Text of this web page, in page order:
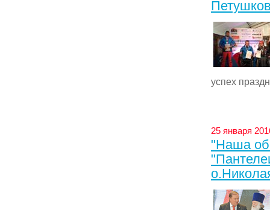
успех
25 января
"Наша